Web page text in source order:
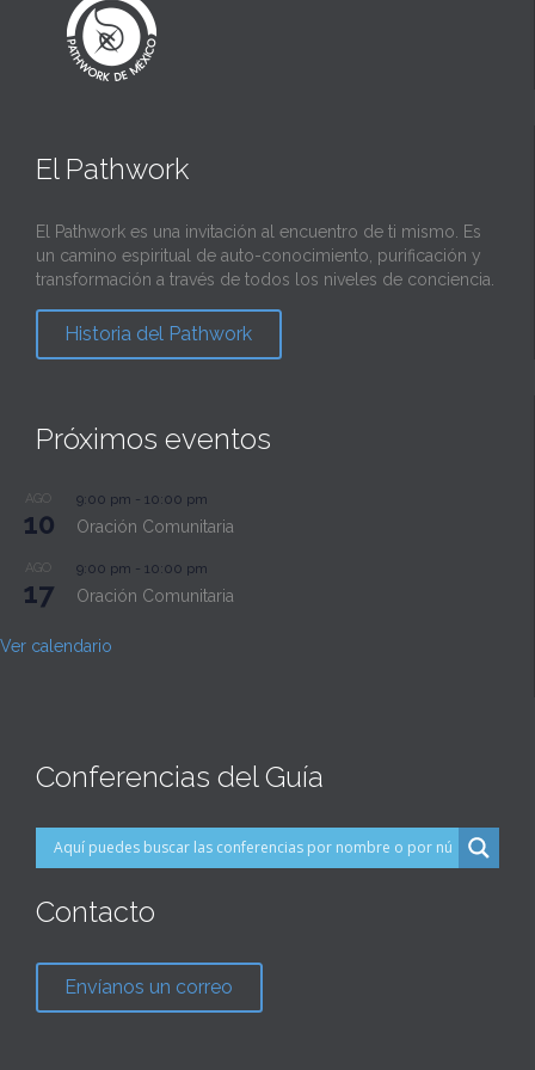
El Pathwork
El Pathwork es una invitación al encuentro de ti mismo. Es
un camino espiritual de auto-conocimiento, purificación y
transformación a través de todos los niveles de conciencia.
Historia del Pathwork
Próximos eventos
AGO
10
9:00 pm - 10:00 pm
Oración Comunitaria
AGO
17
9:00 pm - 10:00 pm
Oración Comunitaria
Ver calendario
Conferencias del Guía
Contacto
Envíanos un correo